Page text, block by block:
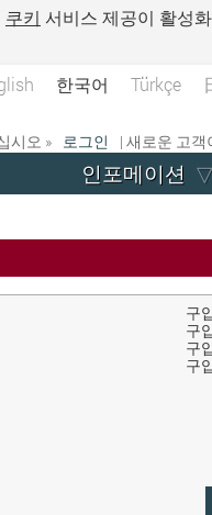
쿠키 서비스 제공이 활성
한국어 Türkçe
시오 » 로그인 | 새로운 고객
인포메이션
구
구
구
구